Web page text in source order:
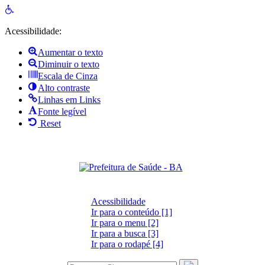
Open
Acessibilidade:
Aumentar o texto
Diminuir o texto
Escala de Cinza
Alto contraste
Linhas em Links
Fonte legível
Reset
Acessibilidade
Ir para o conteúdo [1]
Ir para o menu [2]
Ir para a busca [3]
Ir para o rodapé [4]